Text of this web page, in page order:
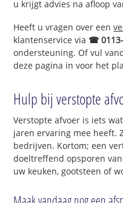
u krijgt advies na afloop
Heeft u vragen over een
klantenservice via ☎
ondersteuning. Of vul
deze pagina in voor het
Hulp bij verstopte
Verstopte afvoer is iets
jaren ervaring mee heeft.
bedrijven. Kortom; een
doeltreffend opsporen
uw keuken, gootsteen of